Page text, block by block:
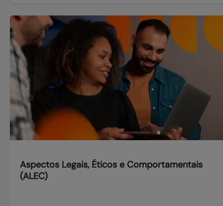
conhecidas e desconhecidas
Aspectos Legais, Éticos e Comportamentais
(ALEC)